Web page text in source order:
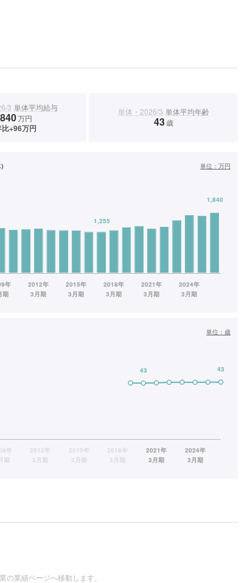
3 単体平均給与
万円
+96万円
単体・2026/3 単体平均年齢
43 歳
単位： 万円
単位： 歳
業績ページへ移動します。